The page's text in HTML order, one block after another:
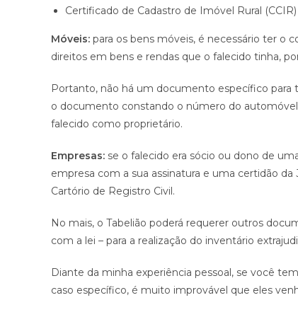
Certificado de Cadastro de Imóvel Rural
Móveis: para os bens móveis, é necessário ter o
direitos em bens e rendas que o falecido tinha,
Portanto, não há um documento específico para
o documento constando o número do
falecido como proprietário.
Empresas: se o falecido era sócio ou dono de
empresa com a sua assinatura e uma certidão
Cartório de Registro Civil.
No mais, o Tabelião poderá requerer outros
com a lei – para a realização do inventário
Diante da minha experiência pessoal, se você
caso específico, é muito improvável que eles